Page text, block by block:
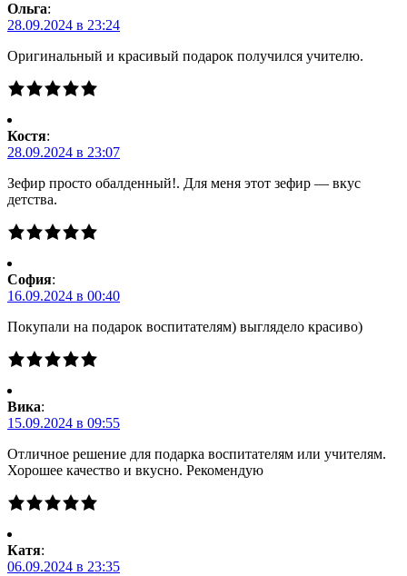
Ольга:
28.09.2024 в 23:24
Оригинальный и красивый подарок получился учителю.
Костя:
28.09.2024 в 23:07
Зефир просто обалденный!. Для меня этот зефир — вкус
детства.
Cофия:
16.09.2024 в 00:40
Покупали на подарок воспитателям) выглядело красиво)
Вика:
15.09.2024 в 09:55
Отличное решение для подарка воспитателям или учителям.
Хорошее качество и вкусно. Рекомендую
Катя:
06.09.2024 в 23:35